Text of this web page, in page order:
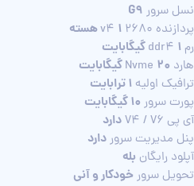
نسل سرور G9
پردازنده 2680 v4 1 هسته
رم ddr4 1 گیگابایت
هارد Nvme 20 گیگابایت
ترافیک اولیه 1 ترابایت
پورت سرور 10 گیگابایت
آی پی V4 / V6 دارد
پنل مدیریت سروردارد
آپلود رایگان بله
تحویل سرور خودکار و آنی